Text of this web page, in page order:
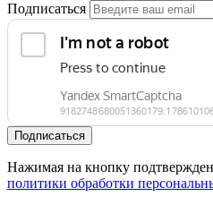
Подписаться
Подписаться
Нажимая на кнопку
политики обработки